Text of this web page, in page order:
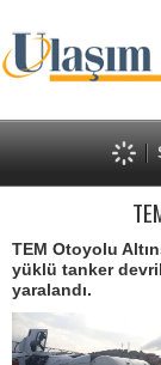
TEM Otoyolu
yüklü tanker
yaralandı.